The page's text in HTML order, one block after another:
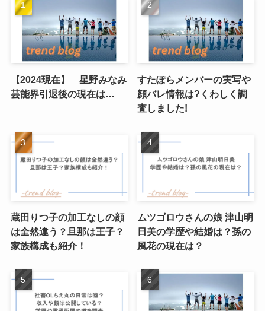
【2024現在】 星野みなみ
芸能界引退後の現在は…
すたぽらメンバーの実写や
顔バレ情報は?くわしく調
査しました!
蔵田りつ子の加工なしの顔
は全然違う？旦那は王子？
家族構成も紹介！
ムツゴロウさんの娘 津山明
日美の学歴や結婚は？孫の
風花の現在は？